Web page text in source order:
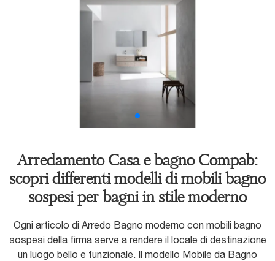
Arredamento Casa e bagno Compab:
scopri differenti modelli di mobili bagno
sospesi per bagni in stile moderno
Ogni articolo di Arredo Bagno moderno con mobili bagno
sospesi della firma serve a rendere il locale di destinazione
un luogo bello e funzionale. Il modello Mobile da Bagno